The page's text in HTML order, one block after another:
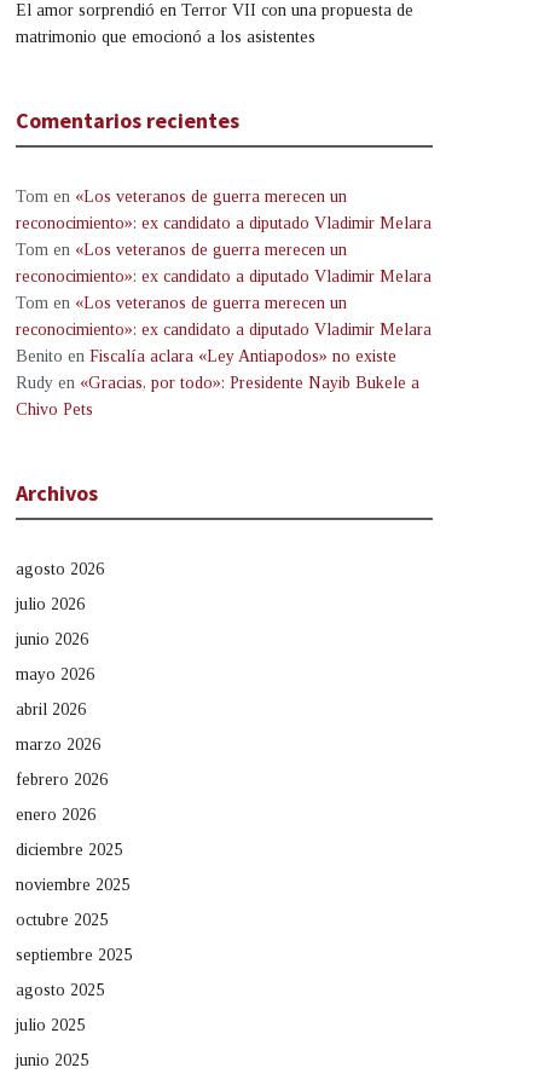
El amor sorprendió en Terror VII con una propuesta de
matrimonio que emocionó a los asistentes
Comentarios recientes
Tom en «Los veteranos de guerra merecen un
reconocimiento»: ex candidato a diputado Vladimir Melara
Tom en «Los veteranos de guerra merecen un
reconocimiento»: ex candidato a diputado Vladimir Melara
Tom en «Los veteranos de guerra merecen un
reconocimiento»: ex candidato a diputado Vladimir Melara
Benito en Fiscalía aclara «Ley Antiapodos» no existe
Rudy en «Gracias, por todo»: Presidente Nayib Bukele a
Chivo Pets
Archivos
agosto 2026
julio 2026
junio 2026
mayo 2026
abril 2026
marzo 2026
febrero 2026
enero 2026
diciembre 2025
noviembre 2025
octubre 2025
septiembre 2025
agosto 2025
julio 2025
junio 2025